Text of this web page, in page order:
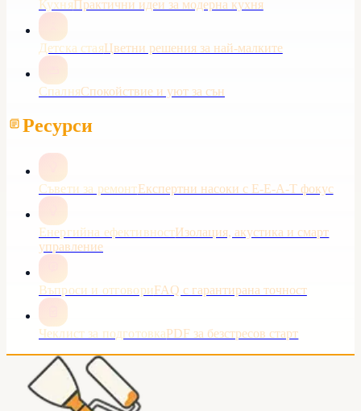
КухняПрактични идеи за модерна кухня
Детска стаяЦветни решения за най-малките
СпалняСпокойствие и уют за сън
Ресурси
Съвети за ремонтЕкспертни насоки с E-E-A-T фокус
Енергийна ефективностИзолация, акустика и смарт
управление
Въпроси и отговориFAQ с гарантирана точност
Чеклист за подготовкаPDF за безстресов старт